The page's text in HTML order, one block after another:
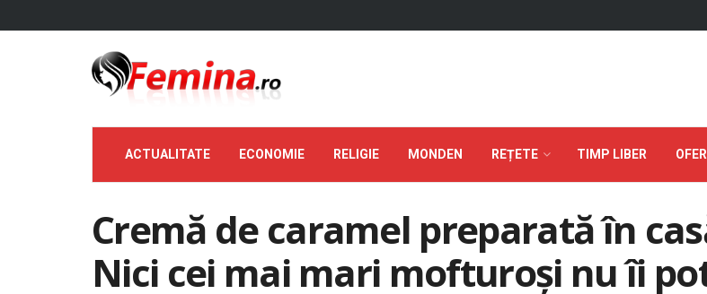
ACTUALITATE ECONOMIE RELIGIE MONDEN REȚETE TIMP LIBER
Cremă de caramel preparată în
Nici cei mai mari mofturoși nu îi